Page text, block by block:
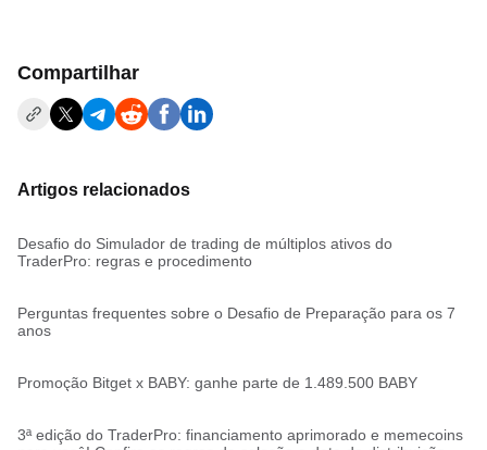
Compartilhar
Artigos relacionados
Desafio do Simulador de trading de múltiplos ativos do
TraderPro: regras e procedimento
Perguntas frequentes sobre o Desafio de Preparação para os 7
anos
Promoção Bitget x BABY: ganhe parte de 1.489.500 BABY
3ª edição do TraderPro: financiamento aprimorado e memecoins